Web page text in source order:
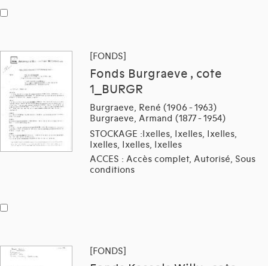
[FONDS]
Fonds Burgraeve , cote
1_BURGR
Burgraeve, René (1906 - 1963)
Burgraeve, Armand (1877 - 1954)
STOCKAGE :Ixelles, Ixelles, Ixelles,
Ixelles, Ixelles, Ixelles
ACCES : Accès complet, Autorisé, Sous
conditions
[FONDS]